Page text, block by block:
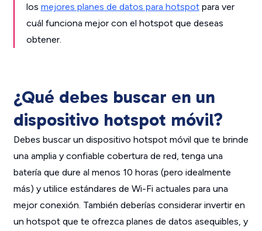
los mejores planes de datos para hotspotpara ver
cuál funciona mejor con el hotspot que deseas
obtener.
¿Qué debes buscar en un
dispositivo hotspot móvil?
Debes buscar un dispositivo hotspot móvil que te brinde
una amplia y confiable cobertura de red, tenga una
batería que dure al menos 10 horas (pero idealmente
más) y utilice estándares de Wi-Fi actuales para una
mejor conexión. También deberías considerar invertir en
un hotspot que te ofrezca planes de datos asequibles, y